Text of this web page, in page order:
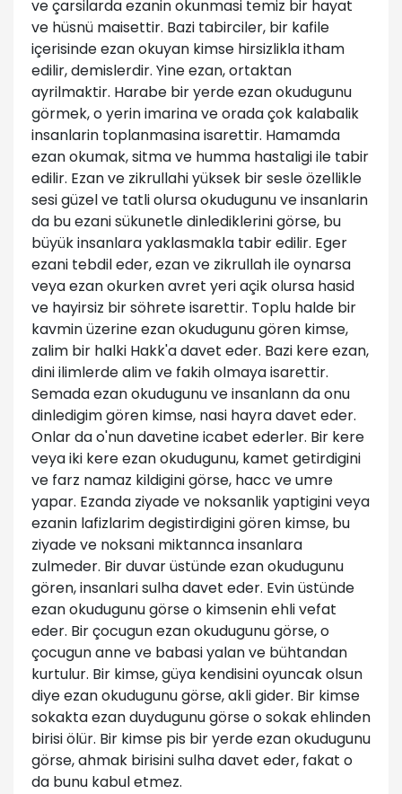
ve çarsilarda ezanin okunmasi temiz bir hayat
ve hüsnü maisettir. Bazi tabirciler, bir kafile
içerisinde ezan okuyan kimse hirsizlikla itham
edilir, demislerdir. Yine ezan, ortaktan
ayrilmaktir. Harabe bir yerde ezan okudugunu
görmek, o yerin imarina ve orada çok kalabalik
insanlarin toplanmasina isarettir. Hamamda
ezan okumak, sitma ve humma hastaligi ile tabir
edilir. Ezan ve zikrullahi yüksek bir sesle özellikle
sesi güzel ve tatli olursa okudugunu ve insanlarin
da bu ezani sükunetle dinlediklerini görse, bu
büyük insanlara yaklasmakla tabir edilir. Eger
ezani tebdil eder, ezan ve zikrullah ile oynarsa
veya ezan okurken avret yeri açik olursa hasid
ve hayirsiz bir söhrete isarettir. Toplu halde bir
kavmin üzerine ezan okudugunu gören kimse,
zalim bir halki Hakk'a davet eder. Bazi kere ezan,
dini ilimlerde alim ve fakih olmaya isarettir.
Semada ezan okudugunu ve insanlann da onu
dinledigim gören kimse, nasi hayra davet eder.
Onlar da o'nun davetine icabet ederler. Bir kere
veya iki kere ezan okudugunu, kamet getirdigini
ve farz namaz kildigini görse, hacc ve umre
yapar. Ezanda ziyade ve noksanlik yaptigini veya
ezanin lafizlarim degistirdigini gören kimse, bu
ziyade ve noksani miktannca insanlara
zulmeder. Bir duvar üstünde ezan okudugunu
gören, insanlari sulha davet eder. Evin üstünde
ezan okudugunu görse o kimsenin ehli vefat
eder. Bir çocugun ezan okudugunu görse, o
çocugun anne ve babasi yalan ve bühtandan
kurtulur. Bir kimse, güya kendisini oyuncak olsun
diye ezan okudugunu görse, akli gider. Bir kimse
sokakta ezan duydugunu görse o sokak ehlinden
birisi ölür. Bir kimse pis bir yerde ezan okudugunu
görse, ahmak birisini sulha davet eder, fakat o
da bunu kabul etmez.